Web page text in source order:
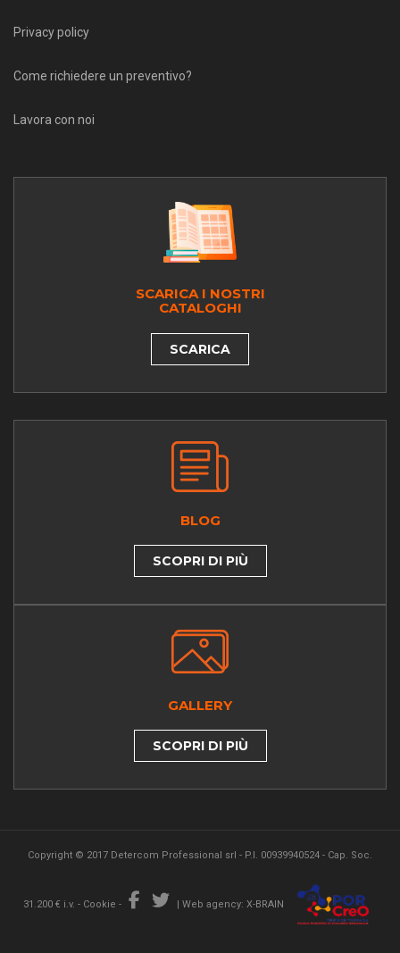
Privacy policy
Come richiedere un preventivo?
Lavora con noi
SCARICA I NOSTRI
CATALOGHI
SCARICA
BLOG
SCOPRI DI PIÙ
GALLERY
SCOPRI DI PIÙ
Copyright © 2017 Detercom Professional srl - P.I. 00939940524 - Cap. Soc.
31.200 € i.v. - Cookie - | Web agency: X-BRAIN